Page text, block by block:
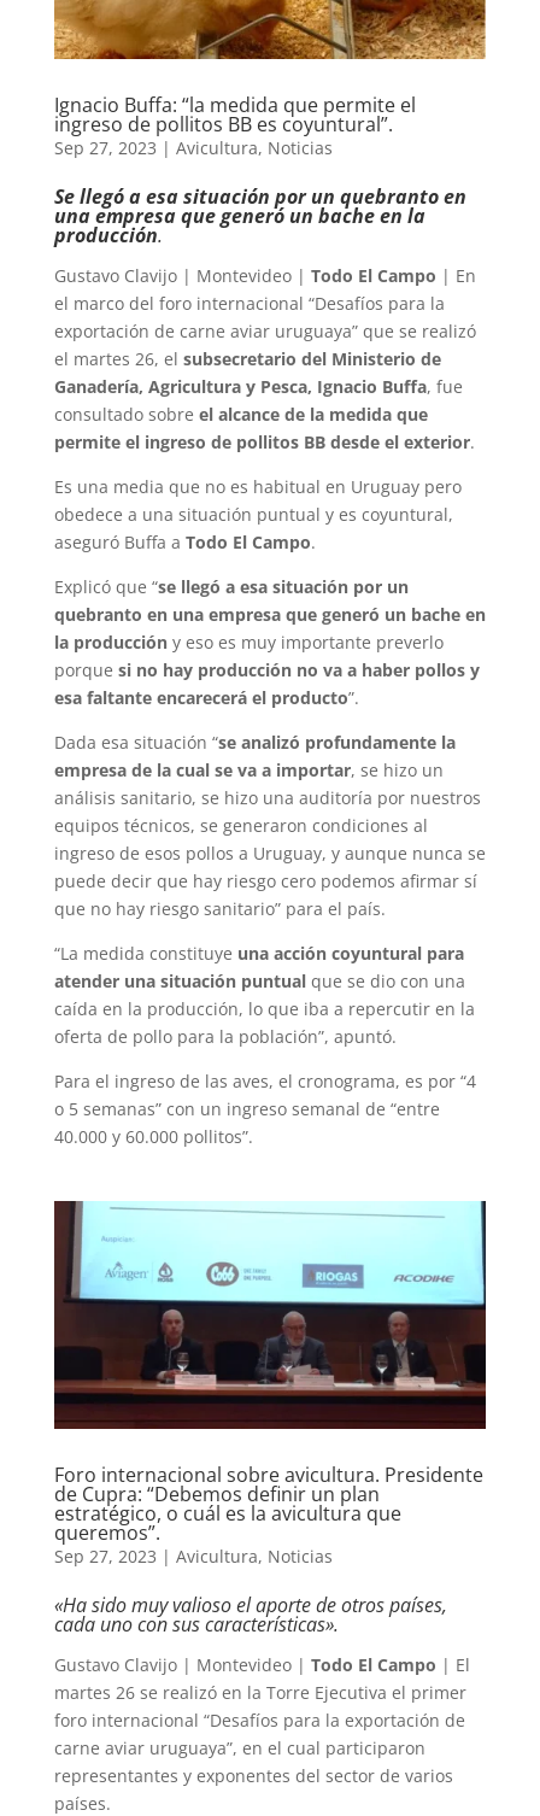
Ignacio Buffa: “la medida que permite el
ingreso de pollitos BB es coyuntural”.
Sep 27, 2023 | Avicultura, Noticias
Se llegó a esa situación por un quebranto en
una empresa que generó un bache en la
producción.
Gustavo Clavijo | Montevideo | Todo El Campo | En
el marco del foro internacional “Desafíos para la
exportación de carne aviar uruguaya” que se realizó
el martes 26, el subsecretario del Ministerio de
Ganadería, Agricultura y Pesca, Ignacio Buffa, fue
consultado sobre el alcance de la medida que
permite el ingreso de pollitos BB desde el exterior.
Es una media que no es habitual en Uruguay pero
obedece a una situación puntual y es coyuntural,
aseguró Buffa a Todo El Campo.
Explicó que “se llegó a esa situación por un
quebranto en una empresa que generó un bache en
la produccióny eso es muy importante preverlo
porque si no hay producción no va a haber pollos y
esa faltante encarecerá el producto”.
Dada esa situación “se analizó profundamente la
empresa de la cual se va a importar, se hizo un
análisis sanitario, se hizo una auditoría por nuestros
equipos técnicos, se generaron condiciones al
ingreso de esos pollos a Uruguay, y aunque nunca se
puede decir que hay riesgo cero podemos afirmar sí
que no hay riesgo sanitario” para el país.
“La medida constituye una acción coyuntural para
atender una situación puntualque se dio con una
caída en la producción, lo que iba a repercutir en la
oferta de pollo para la población”, apuntó.
Para el ingreso de las aves, el cronograma, es por “4
o 5 semanas” con un ingreso semanal de “entre
40.000 y 60.000 pollitos”.
Foro internacional sobre avicultura. Presidente
de Cupra: “Debemos definir un plan
estratégico, o cuál es la avicultura que
queremos”.
Sep 27, 2023 | Avicultura, Noticias
«Ha sido muy valioso el aporte de otros países,
cada uno con sus características».
Gustavo Clavijo | Montevideo | Todo El Campo | El
martes 26 se realizó en la Torre Ejecutiva el primer
foro internacional “Desafíos para la exportación de
carne aviar uruguaya”, en el cual participaron
representantes y exponentes del sector de varios
países.